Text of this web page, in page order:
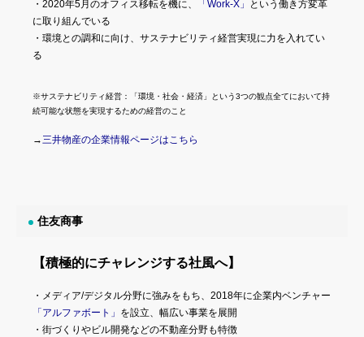
・2020年5月のオフィス移転を機に、 「Work-X」
という働き方変革
に取り組んでいる
・環境との調和に向け、サステナビリティ経営実現に力を入れてい
る
※サステナビリティ経営：「環境・社会・経済」という3つの観点全てにおいて持
続可能な状態を実現するための経営のこと
→三井物産の企業情報ページはこちら
住友商事
【積極的にチャレンジする社風へ】
・メディア/デジタル分野に強みをもち、2018年に企業内ベンチャー
「アルファボート」 を設立、幅広い事業を展開
・街づくりやビル開発などの不動産分野も特徴